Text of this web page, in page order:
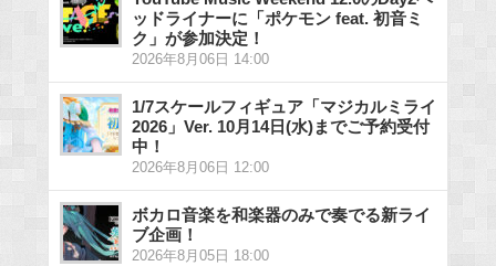
ッドライナーに「ポケモン feat. 初音ミ
ク」が参加決定！
2026年8月06日 14:00
1/7スケールフィギュア「マジカルミライ
2026」Ver. 10月14日(水)までご予約受付
中！
2026年8月06日 12:00
ボカロ音楽を和楽器のみで奏でる新ライ
ブ企画！
2026年8月05日 18:00